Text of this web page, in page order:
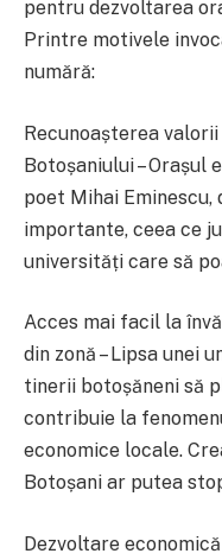
pentru dezvoltarea
Printre motivele
numără:
Recunoașterea
Botoșaniului – Orașul
poet Mihai
importante, ceea ce
universități care să
Acces mai facil la
din zonă – Lipsa unei
tinerii botoșăneni să
contribuie la
economice locale.
Botoșani ar putea
Dezvoltare